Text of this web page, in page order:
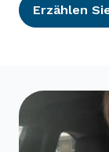
Erzählen